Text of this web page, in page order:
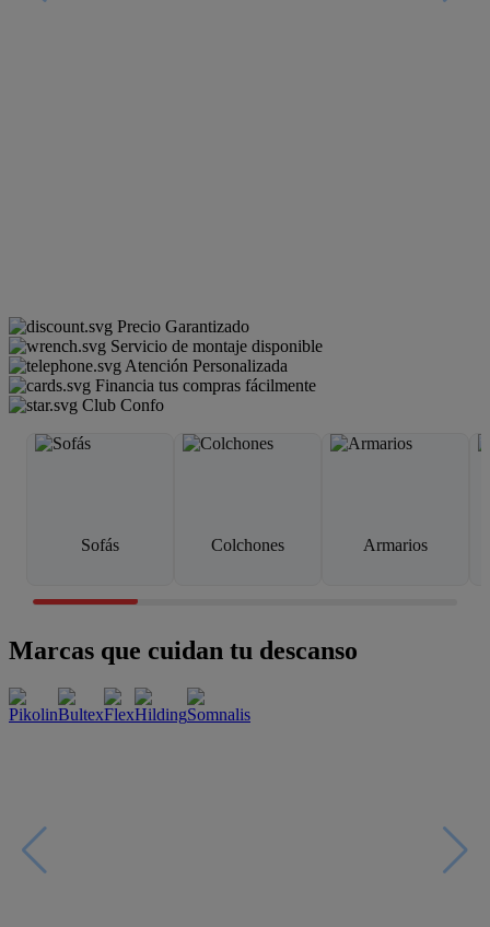
Precio Garantizado
Servicio de montaje disponible
Atención Personalizada
Financia tus compras fácilmente
Club Confo
Sofás Colchones Armarios
Marcas que cuidan tu descanso
Esenciales con estilo